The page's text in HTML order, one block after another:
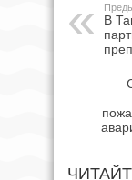
В